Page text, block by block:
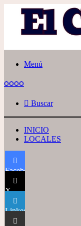
Menú
oooo
Buscar
INICIO
LOCALES
Facebook
X
LinkedIn